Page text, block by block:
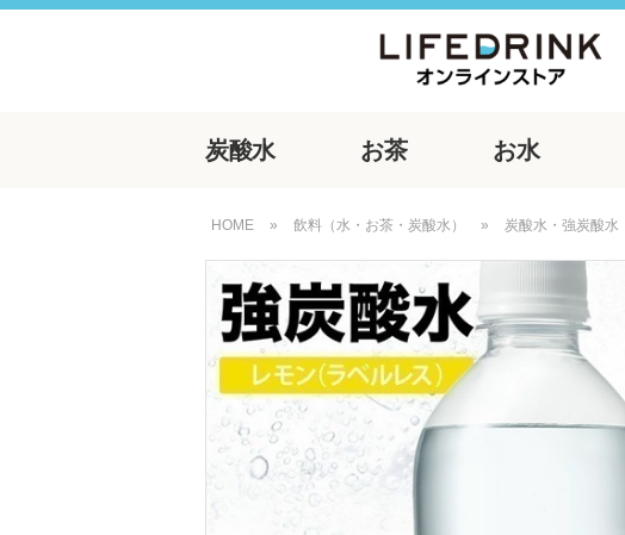
炭酸水 お茶 お水
HOME » 飲料（水・お茶・炭酸水） » 炭酸水・強炭酸水